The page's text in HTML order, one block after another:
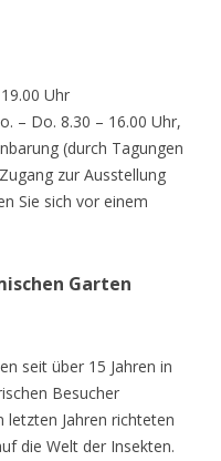
Uhr
– Do. 8.30 – 16.00 Uhr,
(durch Tagungen
zur Ausstellung
Sie sich vor einem
Garten
seit über 15 Jahren in
Besucher
Jahren richteten
die Welt der Insekten.